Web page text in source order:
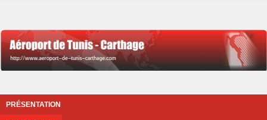
PRÉSENTATION